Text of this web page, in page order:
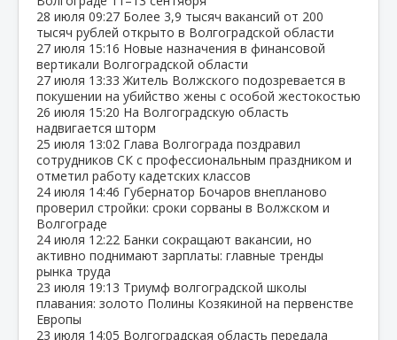
28 июля 09:27 Более 3,9 тысяч вакансий от 200
тысяч рублей открыто в Волгоградской области
27 июля 15:16 Новые назначения в финансовой
вертикали Волгоградской области
27 июля 13:33 Житель Волжского подозревается в
покушении на убийство жены с особой жестокостью
26 июля 15:20 На Волгоградскую область
надвигается шторм
25 июля 13:02 Глава Волгограда поздравил
сотрудников СК с профессиональным праздником и
отметил работу кадетских классов
24 июля 14:46 Губернатор Бочаров внепланово
проверил стройки: сроки сорваны в Волжском и
Волгограде
24 июля 12:22 Банки сокращают вакансии, но
активно поднимают зарплаты: главные тренды
рынка труда
23 июля 19:13 Триумф волгоградской школы
плавания: золото Полины Козякиной на первенстве
Европы
23 июля 14:05 Волгоградская область передала